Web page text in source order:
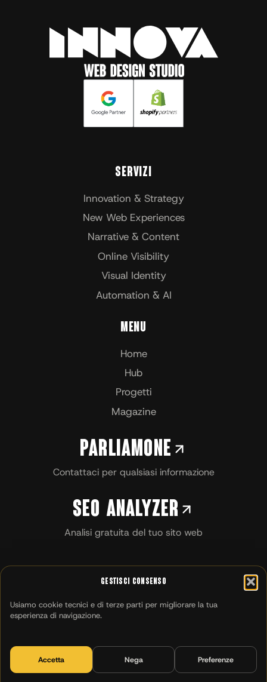
Gestisci Consenso
Usiamo cookie tecnici e di terze parti per migliorare la tua
esperienza di navigazione.
Accetta Nega Preferenze
Servizi
Innovation & Strategy
New Web Experiences
Narrative & Content
Online Visibility
Visual Identity
Automation & AI
Menu
Home
Hub
Progetti
Magazine
Parliamone
Contattaci per qualsiasi informazione
SEO Analyzer
Analisi gratuita del tuo sito web
MILANOCATANIA